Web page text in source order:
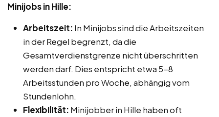
Minijobs in Hille:
Arbeitszeit: In Minijobs sind die Arbeitszeiten
in der Regel begrenzt, da die
Gesamtverdienstgrenze nicht überschritten
werden darf. Dies entspricht etwa 5-8
Arbeitsstunden pro Woche, abhängig vom
Stundenlohn.
Flexibilität: Minijobber in Hille haben oft